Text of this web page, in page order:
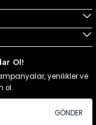
Ol!
yenilikler ve
ol.
GÖNDER